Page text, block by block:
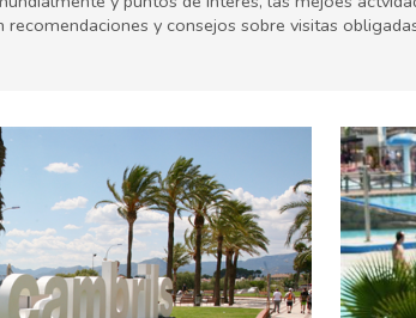
y consejos sobre visitas
Naturaleza & aire libre